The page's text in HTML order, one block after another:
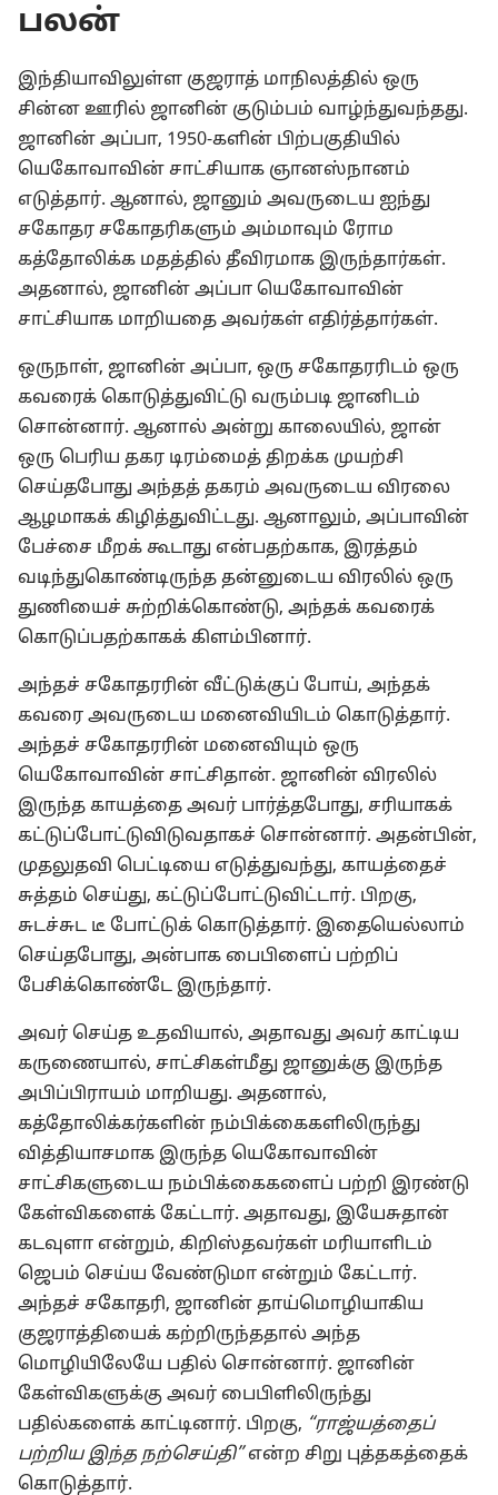
பலன்
இந்தியாவிலுள்ள குஜராத் மாநிலத்தில் ஒரு
சின்ன ஊரில் ஜானின் குடும்பம் வாழ்ந்துவந்தது.
ஜானின் அப்பா, 1950-களின் பிற்பகுதியில்
யெகோவாவின் சாட்சியாக ஞானஸ்நானம்
எடுத்தார். ஆனால், ஜானும் அவருடைய ஐந்து
சகோதர சகோதரிகளும் அம்மாவும் ரோம
கத்தோலிக்க மதத்தில் தீவிரமாக இருந்தார்கள்.
அதனால், ஜானின் அப்பா யெகோவாவின்
சாட்சியாக மாறியதை அவர்கள் எதிர்த்தார்கள்.
ஒருநாள், ஜானின் அப்பா, ஒரு சகோதரரிடம் ஒரு
கவரைக் கொடுத்துவிட்டு வரும்படி ஜானிடம்
சொன்னார். ஆனால் அன்று காலையில், ஜான்
ஒரு பெரிய தகர டிரம்மைத் திறக்க முயற்சி
செய்தபோது அந்தத் தகரம் அவருடைய விரலை
ஆழமாகக் கிழித்துவிட்டது. ஆனாலும், அப்பாவின்
பேச்சை மீறக் கூடாது என்பதற்காக, இரத்தம்
வடிந்துகொண்டிருந்த தன்னுடைய விரலில் ஒரு
துணியைச் சுற்றிக்கொண்டு, அந்தக் கவரைக்
கொடுப்பதற்காகக் கிளம்பினார்.
அந்தச் சகோதரரின் வீட்டுக்குப் போய், அந்தக்
கவரை அவருடைய மனைவியிடம் கொடுத்தார்.
அந்தச் சகோதரரின் மனைவியும் ஒரு
யெகோவாவின் சாட்சிதான். ஜானின் விரலில்
இருந்த காயத்தை அவர் பார்த்தபோது, சரியாகக்
கட்டுப்போட்டுவிடுவதாகச் சொன்னார். அதன்பின்,
முதலுதவி பெட்டியை எடுத்துவந்து, காயத்தைச்
சுத்தம் செய்து, கட்டுப்போட்டுவிட்டார். பிறகு,
சுடச்சுட டீ போட்டுக் கொடுத்தார். இதையெல்லாம்
செய்தபோது, அன்பாக பைபிளைப் பற்றிப்
பேசிக்கொண்டே இருந்தார்.
அவர் செய்த உதவியால், அதாவது அவர் காட்டிய
கருணையால், சாட்சிகள்மீது ஜானுக்கு இருந்த
அபிப்பிராயம் மாறியது. அதனால்,
கத்தோலிக்கர்களின் நம்பிக்கைகளிலிருந்து
வித்தியாசமாக இருந்த யெகோவாவின்
சாட்சிகளுடைய நம்பிக்கைகளைப் பற்றி இரண்டு
கேள்விகளைக் கேட்டார். அதாவது, இயேசுதான்
கடவுளா என்றும், கிறிஸ்தவர்கள் மரியாளிடம்
ஜெபம் செய்ய வேண்டுமா என்றும் கேட்டார்.
அந்தச் சகோதரி, ஜானின் தாய்மொழியாகிய
குஜராத்தியைக் கற்றிருந்ததால் அந்த
மொழியிலேயே பதில் சொன்னார். ஜானின்
கேள்விகளுக்கு அவர் பைபிளிலிருந்து
பதில்களைக் காட்டினார். பிறகு, “ராஜ்யத்தைப்
பற்றிய இந்த நற்செய்தி” என்ற சிறு புத்தகத்தைக்
கொடுத்தார்.